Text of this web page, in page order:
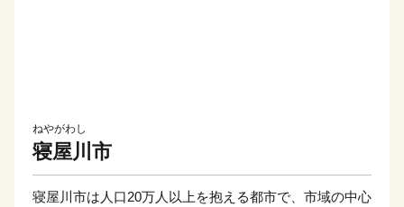
ねやがわし
寝屋川市
寝屋川市は人口20万人以上を抱える都市で、市域の中心